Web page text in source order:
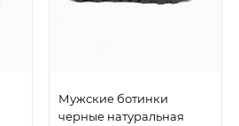
Мужские ботинки
черные натуральная